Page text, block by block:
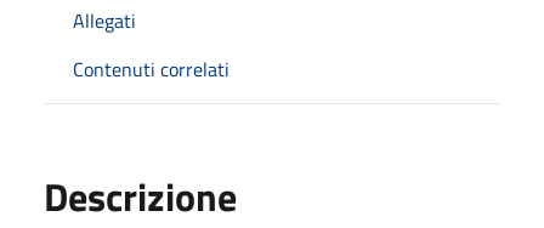
Allegati
Contenuti correlati
Descrizione